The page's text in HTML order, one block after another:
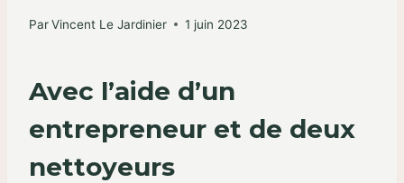
ParVincent Le Jardinier 1 juin 2023
Avec l’aide d’un
entrepreneur et de deux
nettoyeurs